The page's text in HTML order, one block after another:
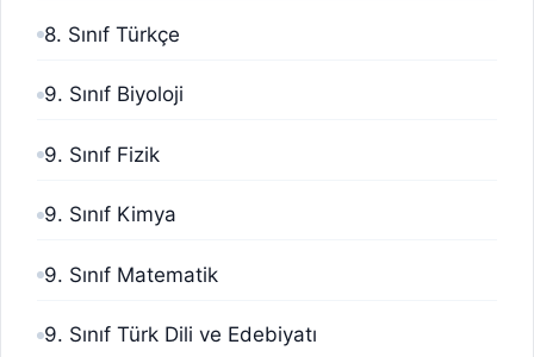
8. Sınıf Türkçe
9. Sınıf Biyoloji
9. Sınıf Fizik
9. Sınıf Kimya
9. Sınıf Matematik
9. Sınıf Türk Dili ve Edebiyatı